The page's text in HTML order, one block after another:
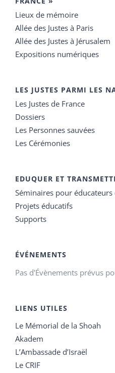
Lieux de mémoire
Allée des Justes à Paris
Allée des Justes à Jérusalem
Expositions numériques
LES JUSTES PARMI LES
Les Justes de France
Dossiers
Les Personnes sauvées
Les Cérémonies
EDUQUER ET
Séminaires pour éducateurs
Projets éducatifs
Supports
ÉVÉNEMENTS
Pas d'Évènements prévus
LIENS UTILES
Le Mémorial de la Shoah
Akadem
L’Ambassade d’Israël
Le CRIF